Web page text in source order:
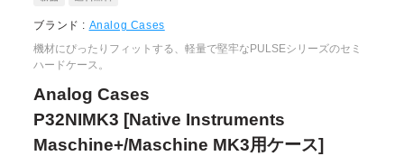
ブランド : Analog Cases
機材にぴったりフィットする、軽量で堅牢なPULSEシリーズのセミ
ハードケース。
Analog Cases
P32NIMK3 [Native Instruments
Maschine+/Maschine MK3用ケース]